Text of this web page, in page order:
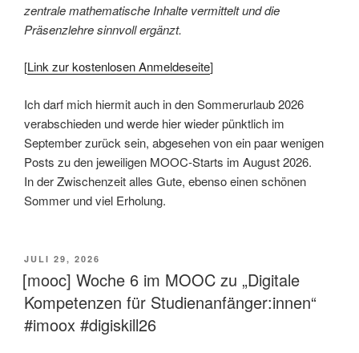
zentrale mathematische Inhalte vermittelt und die
Präsenzlehre sinnvoll ergänzt.
[Link zur kostenlosen Anmeldeseite]
Ich darf mich hiermit auch in den Sommerurlaub 2026
verabschieden und werde hier wieder pünktlich im
September zurück sein, abgesehen von ein paar wenigen
Posts zu den jeweiligen MOOC-Starts im August 2026.
In der Zwischenzeit alles Gute, ebenso einen schönen
Sommer und viel Erholung.
VERÖFFENTLICHT
AM
JULI 29, 2026
[mooc] Woche 6 im MOOC zu „Digitale
Kompetenzen für Studienanfänger:innen“
#imoox #digiskill26